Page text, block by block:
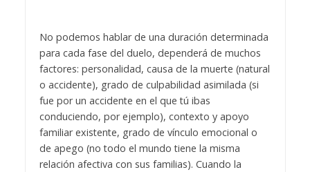
No podemos hablar de una duración determinada
para cada fase del duelo, dependerá de muchos
factores: personalidad, causa de la muerte (natural
o accidente), grado de culpabilidad asimilada (si
fue por un accidente en el que tú ibas
conduciendo, por ejemplo), contexto y apoyo
familiar existente, grado de vínculo emocional o
de apego (no todo el mundo tiene la misma
relación afectiva con sus familias). Cuando la